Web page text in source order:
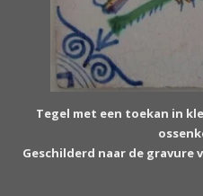
Tegel met een toekan in
Geschilderd naar de gravure